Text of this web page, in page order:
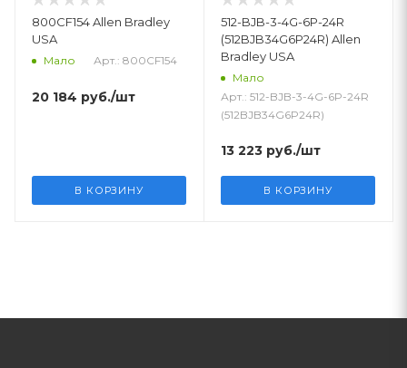
800CF154 Allen Bradley
USA
Мало Арт.: 800CF154
20 184 руб./шт
В КОРЗИНУ
512-BJB-3-4G-6P-24R
(512BJB34G6P24R) Allen
Bradley USA
Мало
Арт.: 512-BJB-3-4G-6P-24R
(512BJB34G6P24R)
13 223 руб./шт
В КОРЗИНУ